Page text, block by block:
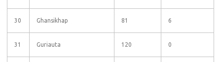
30 Ghansikhap 81 6
31 Guriauta 120 0